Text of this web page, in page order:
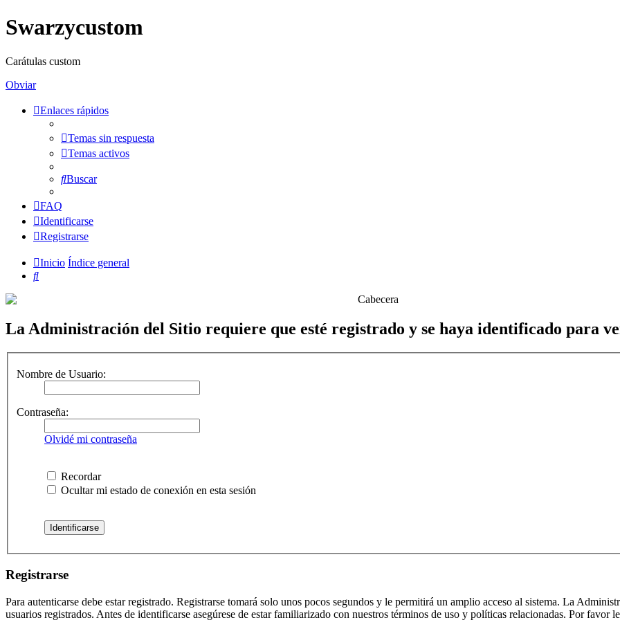
Swarzycustom
Carátulas custom
Obviar
Enlaces rápidos
Temas sin respuesta
Temas activos
Buscar
FAQ
Identificarse
Registrarse
Inicio Índice general
Buscar
La Administración del Sitio requiere que esté registrado y se haya identificado para
Nombre de Usuario:
Contraseña:
Olvidé mi contraseña
Recordar
Ocultar mi estado de conexión en esta sesión
Registrarse
Para autenticarse debe estar registrado. Registrarse tomará solo unos pocos segundos y le permitirá un amplio acceso al sistema. La
usuarios registrados. Antes de identificarse asegúrese de estar familiarizado con nuestros términos de uso y políticas relacionadas. Por favor